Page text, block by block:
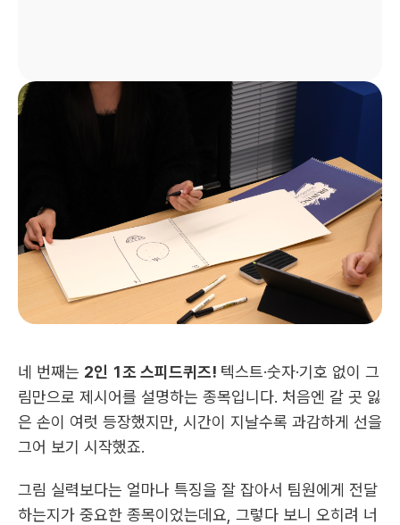
네 번째는 2인 1조 스피드퀴즈! 텍스트·숫자·기호 없이 그
림만으로 제시어를 설명하는 종목입니다. 처음엔 갈 곳 잃
은 손이 여럿 등장했지만, 시간이 지날수록 과감하게 선을
그어 보기 시작했죠.
그림 실력보다는 얼마나 특징을 잘 잡아서 팀원에게 전달
하는지가 중요한 종목이었는데요, 그렇다 보니 오히려 너